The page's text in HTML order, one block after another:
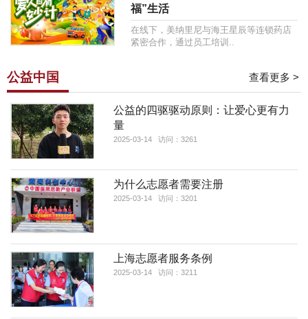
福”生活
在线下，美纳里尼与海王星辰等连锁药店
紧密合作，通过员工培训..
公益中国 查看更多 >
公益的四驱驱动原则：让爱心更有力
量
2025-03-14 访问：3261
为什么志愿者需要注册
2025-03-14 访问：3201
上海志愿者服务条例
2025-03-14 访问：3211